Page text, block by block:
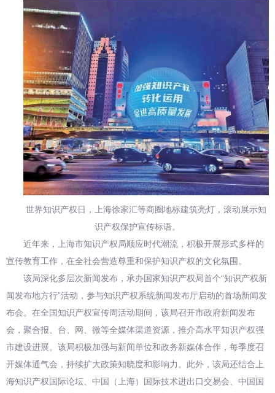
世界知识产权日，上海徐家汇等商圈地标建筑亮灯，滚动展示知
识产权保护宣传标语。
近年来，上海市知识产权局顺应时代潮流，积极开展形式多样的
宣传教育工作，在全社会营造尊重和保护知识产权的文化氛围。
该局深化多层次新闻发布，承办国家知识产权局首个“知识产权新
闻发布地方行”活动，参与知识产权系统新闻发布厅启动的首场新闻发
布会。在全国知识产权宣传周活动期间，该局召开市政府新闻发布
会，聚合报、台、网、微等全媒体渠道资源，推介高水平知识产权强
市建设进展。该局积极加强与新闻单位和政务新媒体合作，每季度召
开媒体通气会，持续扩大政策知晓度和影响力。此外，该局还结合上
海知识产权国际论坛、中国（上海）国际技术进出口交易会、中国国